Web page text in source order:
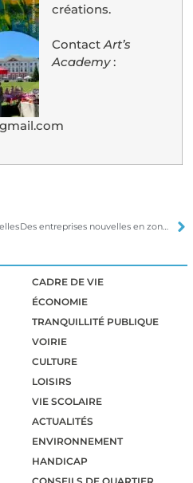
créations.
Contact Art’s
Academy:
Des entreprises nouvelles en zone industrielle
CADRE DE VIE
ÉCONOMIE
TRANQUILLITÉ PUBLIQUE
VOIRIE
CULTURE
LOISIRS
VIE SCOLAIRE
ACTUALITÉS
ENVIRONNEMENT
HANDICAP